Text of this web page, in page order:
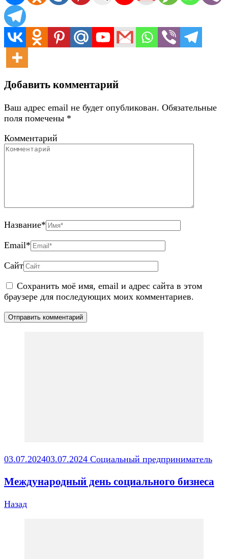
Добавить комментарий
Ваш адрес email не будет опубликован. Обязательные
поля помечены *
Комментарий
Название*
Email*
Сайт
Сохранить моё имя, email и адрес сайта в этом
браузере для последующих моих комментариев.
03.07.202403.07.2024 Социальный предприниматель
Международный день социального бизнеса
Назад